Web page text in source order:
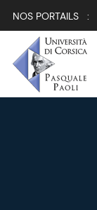
NOS PORTAILS :